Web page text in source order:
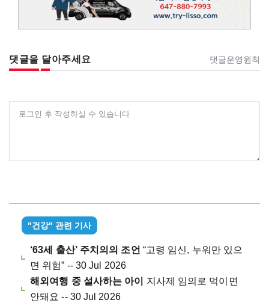
댓글을 달아주세요 댓글운영원칙
로그인 후 작성하실 수 있습니다
"건강" 관련 기사
‘63세 출산’ 주치의의 조언 “고령 임신, 누워만 있으
면 위험” -- 30 Jul 2026
해외여행 중 설사하는 아이
지사제 임의로 먹이면
안돼요 -- 30 Jul 2026